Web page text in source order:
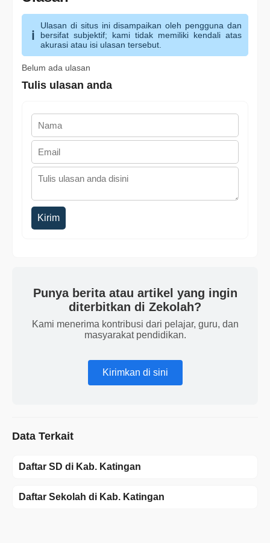
Ulasan di situs ini disampaikan oleh pengguna dan
bersifat subjektif; kami tidak memiliki kendali atas
akurasi atau isi ulasan tersebut.
Belum ada ulasan
Tulis ulasan anda
Kirim
Punya berita atau artikel yang ingin
diterbitkan di Zekolah?
Kami menerima kontribusi dari pelajar, guru, dan
masyarakat pendidikan.
Kirimkan di sini
Data Terkait
Daftar SD di Kab. Katingan
Daftar Sekolah di Kab. Katingan